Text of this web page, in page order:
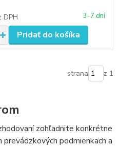
DPH 3-7 dní
Pridať do košíka
strana z 1
zohľadnite konkrétne
podmienkach a